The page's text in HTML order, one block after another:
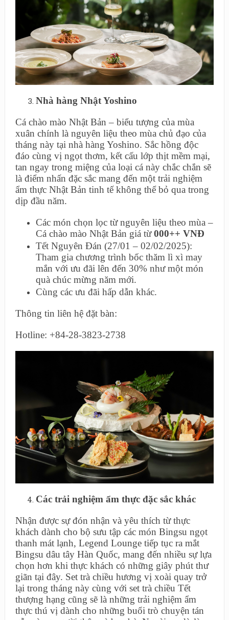
Nhà hàng Nhật Yoshino
Cá chào mào Nhật Bản – biểu tượng của mùa
xuân chính là nguyên liệu theo mùa chủ đạo của
tháng này tại nhà hàng Yoshino. Sắc hồng độc
đáo cùng vị ngọt thơm, kết cấu lớp thịt mềm mại,
tan ngay trong miệng của loại cá này chắc chắn sẽ
là điểm nhấn đặc sắc mang đến một trải nghiệm
ẩm thực Nhật Bản tinh tế không thể bỏ qua trong
dịp đầu năm.
Các món chọn lọc từ nguyên liệu theo mùa –
Cá chào mào Nhật Bản giá từ000++ VNĐ
Tết Nguyên Đán (27/01 – 02/02/2025):
Tham gia chương trình bốc thăm lì xì may
mắn với ưu đãi lên đến 30% như một món
quà chúc mừng năm mới.
Cùng các ưu đãi hấp dẫn khác.
Thông tin liên hệ đặt bàn:
Hotline: +84-28-3823-2738
Các trải nghiệm ẩm thực đặc sắc khác
Nhận được sự đón nhận và yêu thích từ thực
khách dành cho bộ sưu tập các món Bingsu ngọt
thanh mát lạnh, Legend Lounge tiếp tục ra mắt
Bingsu dâu tây Hàn Quốc, mang đến nhiều sự lựa
chọn hơn khi thực khách có những giây phút thư
giãn tại đây. Set trà chiều hương vị xoài quay trở
lại trong tháng này cùng với set trà chiều Tết
thượng hạng cũng sẽ là những trải nghiệm ẩm
thực thú vị dành cho những buổi trò chuyện tán